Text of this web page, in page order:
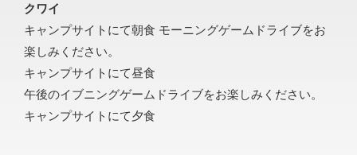
クワイ
キャンプサイトにて朝食 モーニングゲームドライブをお
楽しみください。
キャンプサイトにて昼食
午後のイブニングゲームドライブをお楽しみください。
キャンプサイトにて夕食